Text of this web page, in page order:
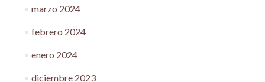
marzo 2024
febrero 2024
enero 2024
diciembre 2023